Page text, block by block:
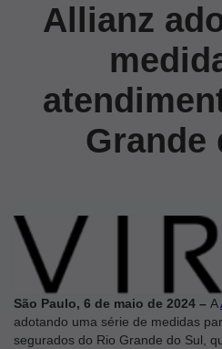
Allianz
Grande
São Paulo, 6 de maio de 2024 – A
adotando uma série de medidas
segurados do Rio Grande do Sul,